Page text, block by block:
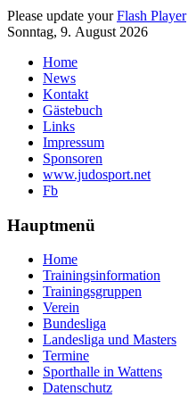
Please update yourFlash Player
Sonntag, 9. August 2026
Home
News
Kontakt
Gästebuch
Links
Impressum
Sponsoren
www.judosport.net
Fb
Hauptmenü
Home
Trainingsinformation
Trainingsgruppen
Verein
Bundesliga
Landesliga und Masters
Termine
Sporthalle in Wattens
Datenschutz